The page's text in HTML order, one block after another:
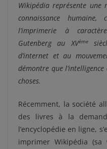
Wikipédia représente
connaissance
l’imprimerie à
Gutenberg au XVème
d’internet et au
démontre que
choses.
Récemment, la société
des livres à la
l’encyclopédie en ligne,
imprimer Wikipédia (sa